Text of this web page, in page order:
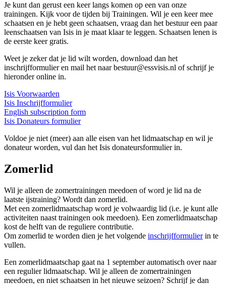
Je kunt dan gerust een keer langs komen op een van onze
trainingen. Kijk voor de tijden bij Trainingen. Wil je een keer mee
schaatsen en je hebt geen schaatsen, vraag dan het bestuur een paar
leenschaatsen van Isis in je maat klaar te leggen. Schaatsen lenen is
de eerste keer gratis.
Weet je zeker dat je lid wilt worden, download dan het
inschrijfformulier en mail het naar bestuur@essvisis.nl of schrijf je
hieronder online in.
Isis Voorwaarden
Isis Inschrijfformulier
English subscription form
Isis Donateurs formulier
Voldoe je niet (meer) aan alle eisen van het lidmaatschap en wil je
donateur worden, vul dan het Isis donateursformulier in.
Zomerlid
Wil je alleen de zomertrainingen meedoen of word je lid na de
laatste ijstraining? Wordt dan zomerlid.
Met een zomerlidmaatschap word je volwaardig lid (i.e. je kunt alle
activiteiten naast trainingen ook meedoen). Een zomerlidmaatschap
kost de helft van de reguliere contributie.
Om zomerlid te worden dien je het volgende inschrijfformulierin te
vullen.
Een zomerlidmaatschap gaat na 1 september automatisch over naar
een regulier lidmaatschap. Wil je alleen de zomertrainingen
meedoen, en niet schaatsen in het nieuwe seizoen? Schrijf je dan